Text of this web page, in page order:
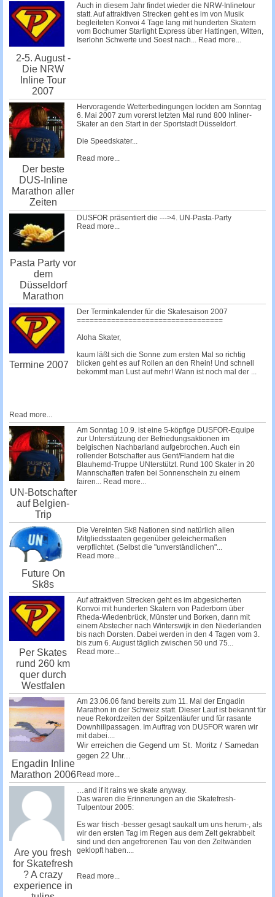
2-5. August -
Die NRW
Inline Tour
2007
Auch in diesem Jahr findet wieder die NRW-Inlinetour
statt. Auf attraktiven Strecken geht es im von Musik
begleiteten Konvoi 4 Tage lang mit hunderten Skatern
vom Bochumer Starlight Express über Hattingen, Witten,
Iserlohn Schwerte und Soest nach... Read more...
Der beste
DUS-Inline
Marathon aller
Zeiten
Hervoragende Wetterbedingungen lockten am Sonntag
6. Mai 2007 zum vorerst letzten Mal rund 800 Inliner-
Skater an den Start in der Sportstadt Düsseldorf.
Die Speedskater...
Read more...
Pasta Party vor
dem
Düsseldorf
Marathon
DUSFOR präsentiert die --->4. UN-Pasta-Party
Read more...
Termine 2007
Der Terminkalender für die Skatesaison 2007
==================================
Aloha Skater,
kaum läßt sich die Sonne zum ersten Mal so richtig
blicken geht es auf Rollen an den Rhein! Und schnell
bekommt man Lust auf mehr! Wann ist noch mal der ...
Read more...
UN-Botschafter
auf Belgien-
Trip
Am Sonntag 10.9. ist eine 5-köpfige DUSFOR-Equipe
zur Unterstützung der Befriedungsaktionen im
belgischen Nachbarland aufgebrochen. Auch ein
rollender Botschafter aus Gent/Flandern hat die
Blauhemd-Truppe UNterstützt. Rund 100 Skater in 20
Mannschaften trafen bei Sonnenschein zu einem
fairen... Read more...
Future On
Sk8s
Die Vereinten Sk8 Nationen sind natürlich allen
Mitgliedsstaaten gegenüber geleichermaßen
verpflichtet. (Selbst die "unverständlichen"...
Read more...
Per Skates
rund 260 km
quer durch
Westfalen
Auf attraktiven Strecken geht es im abgesicherten
Konvoi mit hunderten Skatern von Paderborn über
Rheda-Wiedenbrück, Münster und Borken, dann mit
einem Abstecher nach Winterswijk in den Niederlanden
bis nach Dorsten. Dabei werden in den 4 Tagen vom 3.
bis zum 6. August täglich zwischen 50 und 75...
Read more...
Engadin Inline
Marathon 2006
Am 23.06.06 fand bereits zum 11. Mal der Engadin
Marathon in der Schweiz statt. Dieser Lauf ist bekannt für
neue Rekordzeiten der Spitzenläufer und für rasante
Downhillpassagen. Im Auftrag von DUSFOR waren wir
mit dabei....
Wir erreichen die Gegend um St. Moritz / Samedan
gegen 22 Uhr...
Read more...
Are you fresh
for Skatefresh
? A crazy
experience in
…and if it rains we skate anyway.
Das waren die Erinnerungen an die Skatefresh-
Tulpentour 2005:
Es war frisch -besser gesagt saukalt um uns herum-, als
wir den ersten Tag im Regen aus dem Zelt gekrabbelt
sind und den angefrorenen Tau von den Zeltwänden
geklopft haben....
Read more...